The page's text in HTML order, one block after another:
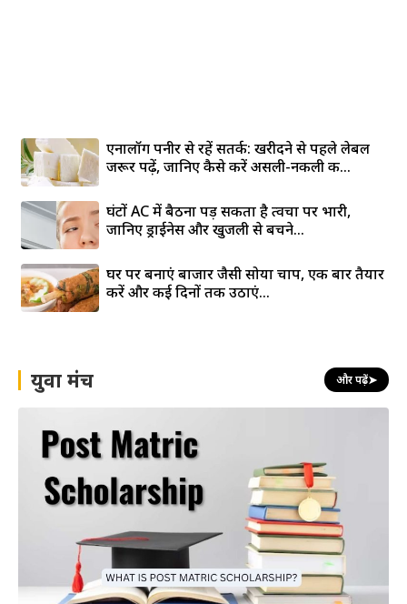
एनालॉग पनीर से रहें सतर्क: खरीदने से पहले लेबल
जरूर पढ़ें, जानिए कैसे करें असली-नकली की...
घंटों AC में बैठना पड़ सकता है त्वचा पर भारी,
जानिए ड्राईनेस और खुजली से बचने...
घर पर बनाएं बाजार जैसी सोया चाप, एक बार तैयार
करें और कई दिनों तक उठाएं...
युवा मंच और पढ़ें➤